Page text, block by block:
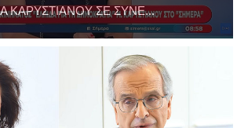
ΚΑΡΥΣΤΙΑΝΟΥ ΣΕ ΣΥΝΕ...